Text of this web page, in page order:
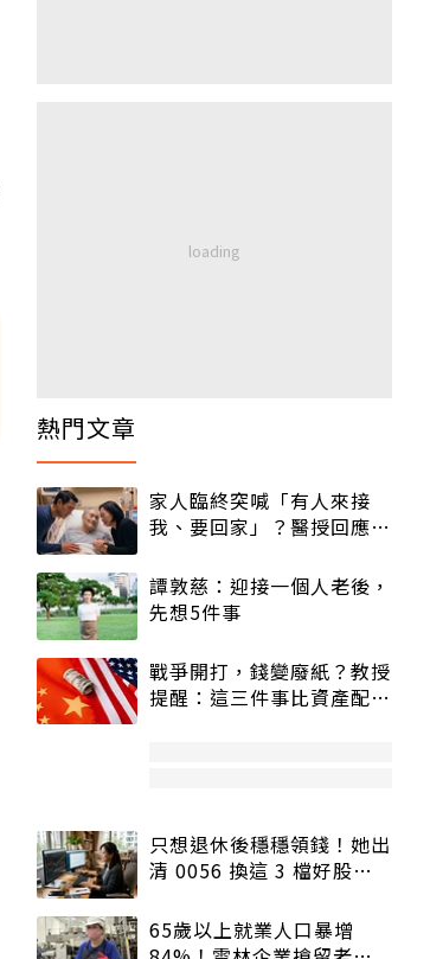
熱門文章
家人臨終突喊「有人來接
我、要回家」？醫授回應方
譚敦慈：迎接一個人老後，
先想5件事
戰爭開打，錢變廢紙？教授
提醒：這三件事比資產配置
只想退休後穩穩領錢！她出
清 0056 換這 3 檔好股：
65歲以上就業人口暴增